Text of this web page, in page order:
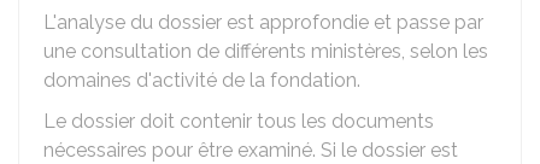
L'analyse du dossier est approfondie et passe par
une consultation de différents ministères, selon les
domaines d'activité de la fondation.
Le dossier doit contenir tous les documents
nécessaires pour être examiné. Si le dossier est